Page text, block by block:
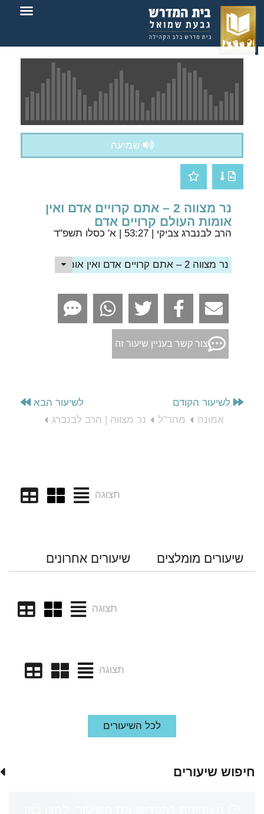
שמיעה
נר מצווה 2 – אתם קרויים אדם ואין
אומות העולם קרויים אדם
הרב לבנברג צביקי | 53:27 | א' כסלו תשפ"ד
נר מצווה 2 – אתם קרויים אדם ואין אומות העולם קרויים אדם
צור קשר בעניין שיעור זה
לשיעור הקודם
לשיעור הבא
אמונה
מהר"ל נר מצווה | הרב לבנברג
תצוגה
שיעורים מומלצים שיעורים אחרונים
תצוגה
תצוגה
לכל השיעורים
חיפוש שיעורים